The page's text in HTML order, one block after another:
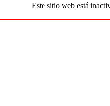
Este sitio web está